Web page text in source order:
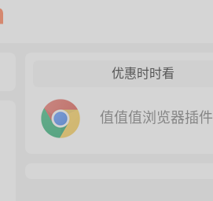
优惠时时看
值值值浏览器插件